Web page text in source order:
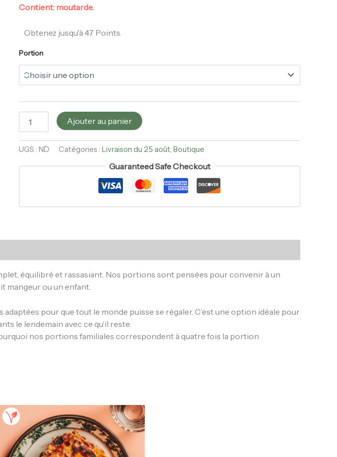
Contient: moutarde.
Obtenez jusqu'à 47 Points.
Portion
Ajouter au panier
UGS : ND Catégories : Livraison du 25 août, Boutique
Guaranteed Safe Checkout
équilibré et rassasiant. Nos portions sont pensées pour convenir à un
mangeur ou un enfant.
pour que tout le monde puisse se régaler. C’est une option idéale pour
le lendemain avec ce qu’il reste.
nos portions familiales correspondent à quatre fois la portion
de
prix :
15.90$
à
51.90$
Ce
produit
a
plusieurs